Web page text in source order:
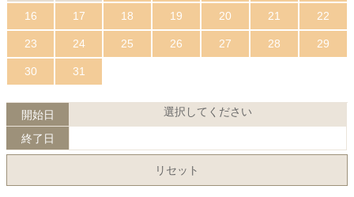
16 17 18 19 20 21 22
23 24 25 26 27 28 29
30 31
開始日 選択してください
終了日
リセット